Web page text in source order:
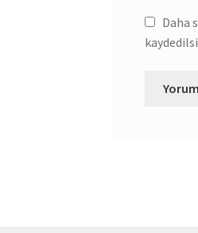
Daha